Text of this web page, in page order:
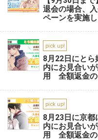
退会の場合、
ペーンを実施し
pick up!
8月22日にとら
内にお見合い
用 全額返金の
pick up!
8月23日に京都
内にお見合い
用 全額返金の